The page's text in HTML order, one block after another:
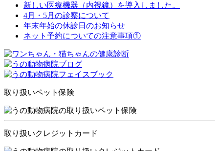
新しい医療機器（内視鏡）を導入しました。
4月・5月の診察について
年末年始の休診日のお知らせ
ネット予約についての注意事項①
取り扱いペット保険
取り扱いクレジットカード